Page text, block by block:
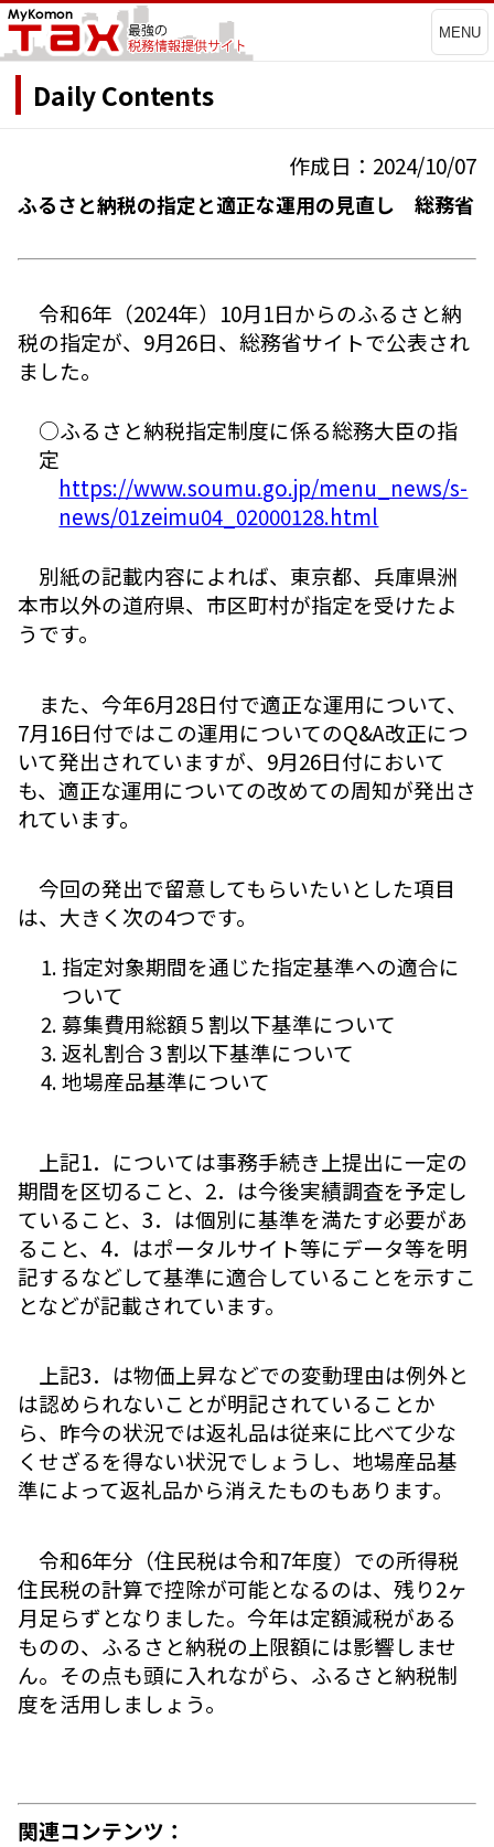
MENU
Daily Contents
作成日：2024/10/07
ふるさと納税の指定と適正な運用の見直し 総務省
令和6年（2024年）10月1日からのふるさと納
税の指定が、9月26日、総務省サイトで公表され
ました。
○ふるさと納税指定制度に係る総務大臣の指
定
https://www.soumu.go.jp/menu_news/s-
news/01zeimu04_02000128.html
別紙の記載内容によれば、東京都、兵庫県洲
本市以外の道府県、市区町村が指定を受けたよ
うです。
また、今年6月28日付で適正な運用について、
7月16日付ではこの運用についてのQ&A改正につ
いて発出されていますが、9月26日付において
も、適正な運用についての改めての周知が発出さ
れています。
今回の発出で留意してもらいたいとした項目
は、大きく次の4つです。
指定対象期間を通じた指定基準への適合に
ついて
募集費用総額５割以下基準について
返礼割合３割以下基準について
地場産品基準について
上記1．については事務手続き上提出に一定の
期間を区切ること、2．は今後実績調査を予定し
ていること、3．は個別に基準を満たす必要があ
ること、4．はポータルサイト等にデータ等を明
記するなどして基準に適合していることを示すこ
となどが記載されています。
上記3．は物価上昇などでの変動理由は例外と
は認められないことが明記されていることか
ら、昨今の状況では返礼品は従来に比べて少な
くせざるを得ない状況でしょうし、地場産品基
準によって返礼品から消えたものもあります。
令和6年分（住民税は令和7年度）での所得税
住民税の計算で控除が可能となるのは、残り2ヶ
月足らずとなりました。今年は定額減税がある
ものの、ふるさと納税の上限額には影響しませ
ん。その点も頭に入れながら、ふるさと納税制
度を活用しましょう。
関連コンテンツ：